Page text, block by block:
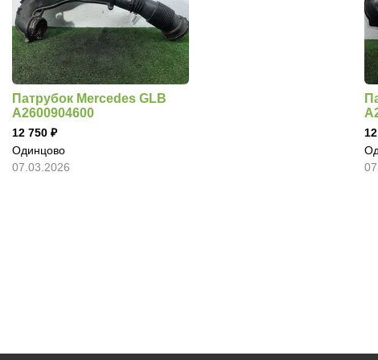
Патрубок Mercedes GLB
A2600904600
12 750
Одинцово
07.03.2026